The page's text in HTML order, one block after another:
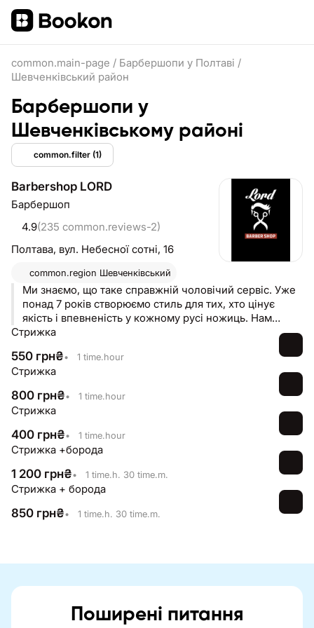
common.main-page / Барбершопи у Полтаві /
Шевченківський район
Барбершопи у
Шевченківському районі
common.filter (1)
Barbershop LORD
Барбершоп
4.9(235 common.reviews-2)
Полтава, вул. Небесної сотні, 16
common.region Шевченківський
Ми знаємо, що таке справжній чоловічий сервіс. Уже
понад 7 років створюємо стиль для тих, хто цінує
якість і впевненість у кожному русі ножиць. Нам
довірили свій образ понад 7 000 клієнтів — і кожен із
за себе. Тут стрижка — це більше, ніж послуга. Це
частина твого стилю.
Стрижка
550 грн₴• 1 time.hour
Стрижка
800 грн₴• 1 time.hour
Стрижка
400 грн₴• 1 time.hour
Стрижка +борода
1 200 грн₴• 1 time.h. 30 time.m.
Стрижка + борода
850 грн₴• 1 time.h. 30 time.m.
Поширені питання